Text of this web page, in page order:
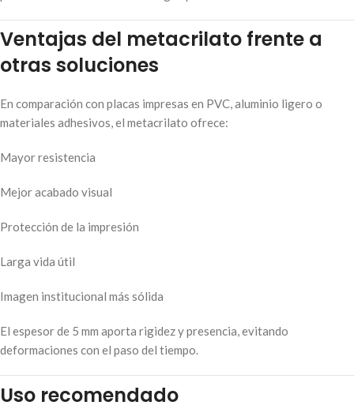
Ventajas del metacrilato frente a
otras soluciones
En comparación con placas impresas en PVC, aluminio ligero o
materiales adhesivos, el metacrilato ofrece:
Mayor resistencia
Mejor acabado visual
Protección de la impresión
Larga vida útil
Imagen institucional más sólida
El espesor de 5 mm aporta rigidez y presencia, evitando
deformaciones con el paso del tiempo.
Uso recomendado